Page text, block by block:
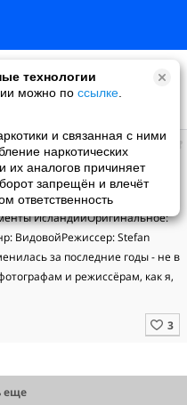
технологии
можно по ссылке
и связанная с ними
наркотических
их аналогов причиняет
запрещён и влечёт
ответственность
ИсландииОригинальное:
ВидовойРежиссер: Stefan
за последние годы - не в
и режиссёрам, как я,
эту маленькую страну. Но
огромное множество красот,
ИсландияПродолжительность:
MPEG-4 AVCКачество:
сЗвук: AAC, 2 канала, 137
еще